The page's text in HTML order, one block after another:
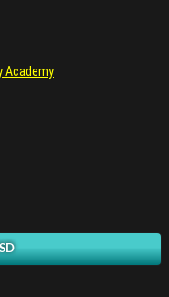
Academy